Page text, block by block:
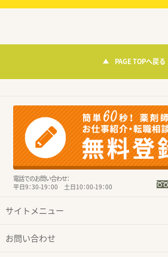
PAGE TOPへ戻る
電話でのお問い合わせ：
平日9：30-19：00 土日10：00-19：00
サイトメニュー
お問い合わせ